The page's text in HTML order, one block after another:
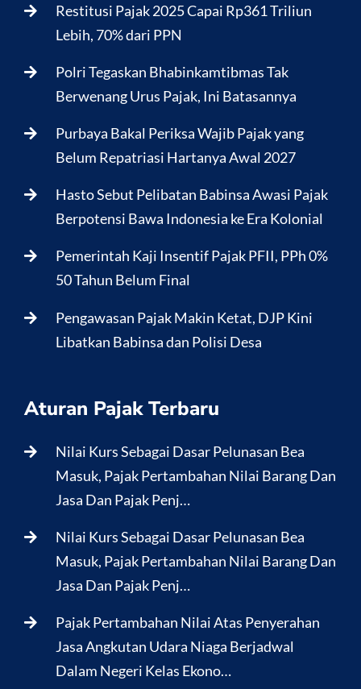
Restitusi Pajak 2025 Capai Rp361 Triliun
Lebih, 70% dari PPN
Polri Tegaskan Bhabinkamtibmas Tak
Berwenang Urus Pajak, Ini Batasannya
Purbaya Bakal Periksa Wajib Pajak yang
Belum Repatriasi Hartanya Awal 2027
Hasto Sebut Pelibatan Babinsa Awasi Pajak
Berpotensi Bawa Indonesia ke Era Kolonial
Pemerintah Kaji Insentif Pajak PFII, PPh 0%
50 Tahun Belum Final
Pengawasan Pajak Makin Ketat, DJP Kini
Libatkan Babinsa dan Polisi Desa
Aturan Pajak Terbaru
Nilai Kurs Sebagai Dasar Pelunasan Bea
Masuk, Pajak Pertambahan Nilai Barang Dan
Jasa Dan Pajak Penj…
Nilai Kurs Sebagai Dasar Pelunasan Bea
Masuk, Pajak Pertambahan Nilai Barang Dan
Jasa Dan Pajak Penj…
Pajak Pertambahan Nilai Atas Penyerahan
Jasa Angkutan Udara Niaga Berjadwal
Dalam Negeri Kelas Ekono…